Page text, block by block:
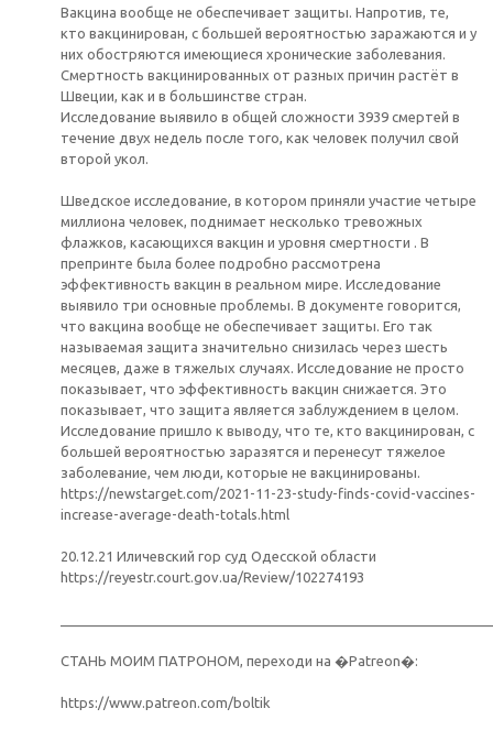
Вакцина вообще не обеспечивает защиты. Напротив, те,
кто вакцинирован, с большей вероятностью заражаются и у
них обостряются имеющиеся хронические заболевания.
Смертность вакцинированных от разных причин растёт в
Швеции, как и в большинстве стран.
Исследование выявило в общей сложности 3939 смертей в
течение двух недель после того, как человек получил свой
второй укол.
Шведское исследование, в котором приняли участие четыре
миллиона человек, поднимает несколько тревожных
флажков, касающихся вакцин и уровня смертности . В
препринте была более подробно рассмотрена
эффективность вакцин в реальном мире. Исследование
выявило три основные проблемы. В документе говорится,
что вакцина вообще не обеспечивает защиты. Его так
называемая защита значительно снизилась через шесть
месяцев, даже в тяжелых случаях. Исследование не просто
показывает, что эффективность вакцин снижается. Это
показывает, что защита является заблуждением в целом.
Исследование пришло к выводу, что те, кто вакцинирован, с
большей вероятностью заразятся и перенесут тяжелое
заболевание, чем люди, которые не вакцинированы.
https://newstarget.com/2021-11-23-study-finds-covid-vaccines-
increase-average-death-totals.html
20.12.21 Иличевский гор суд Одесской области
https://reyestr.court.gov.ua/Review/102274193
СТАНЬ МОИМ ПАТРОНОМ, переходи на �Patreon�:
https://www.patreon.com/boltik